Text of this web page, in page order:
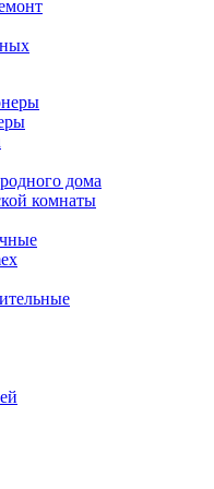
дома
комнаты